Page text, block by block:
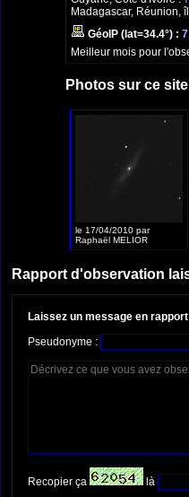
Madagascar, Réunion,
GéoIP (lat=34.4°) :
Meilleur mois pour
Photos sur ce site
le 17/04/2010 par
Raphaël MELIOR
Rapport d'observation
Laissez un message en
Pseudonyme :
Recopier ça là